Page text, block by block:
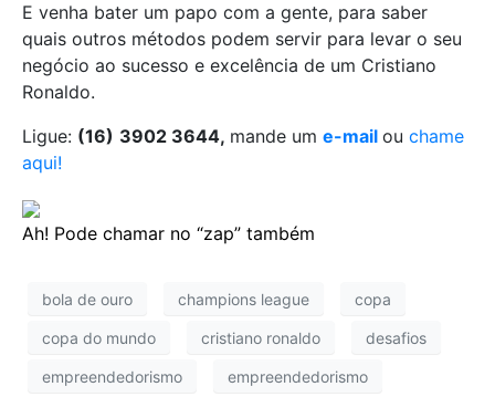
E venha bater um papo com a gente, para saber
quais outros métodos podem servir para levar o seu
negócio ao sucesso e excelência de um Cristiano
Ronaldo.
Ligue: (16) 3902 3644, mande um e-mail ou chame
aqui!
Ah! Pode chamar no “zap” também
bola de ouro champions league copa
copa do mundo cristiano ronaldo desafios
empreendedorismo empreendedorismo